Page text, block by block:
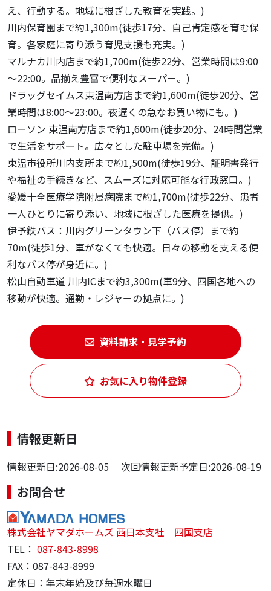
え、行動する。地域に根ざした教育を実践。)
川内保育園まで約1,300m(徒歩17分、自己肯定感を育む保
育。各家庭に寄り添う育児支援も充実。)
マルナカ川内店まで約1,700m(徒歩22分、営業時間は9:00
～22:00。品揃え豊富で便利なスーパー。)
ドラッグセイムス東温南方店まで約1,600m(徒歩20分、営
業時間は8:00～23:00。夜遅くの急なお買い物にも。)
ローソン 東温南方店まで約1,600m(徒歩20分、24時間営業
で生活をサポート。広々とした駐車場を完備。)
東温市役所川内支所まで約1,500m(徒歩19分、証明書発行
や福祉の手続きなど、スムーズに対応可能な行政窓口。)
愛媛十全医療学院附属病院まで約1,700m(徒歩22分、患者
一人ひとりに寄り添い、地域に根ざした医療を提供。)
伊予鉄バス：川内グリーンタウン下（バス停）まで約
70m(徒歩1分、車がなくても快適。日々の移動を支える便
利なバス停が身近に。)
松山自動車道 川内ICまで約3,300m(車9分、四国各地への
移動が快適。通勤・レジャーの拠点に。)
資料請求・見学予約
お気に入り物件登録
情報更新日
情報更新日:2026-08-05 次回情報更新予定日:2026-08-19
お問合せ
株式会社ヤマダホームズ 西日本支社 四国支店
TEL： 087-843-8998
FAX：087-843-8999
定休日：年末年始及び毎週水曜日